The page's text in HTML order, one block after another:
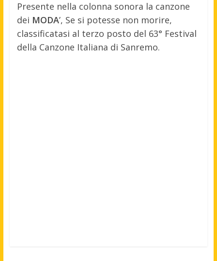
Presente nella colonna sonora la canzone
dei MODA’, Se si potesse non morire,
classificatasi al terzo posto del 63° Festival
della Canzone Italiana di Sanremo.